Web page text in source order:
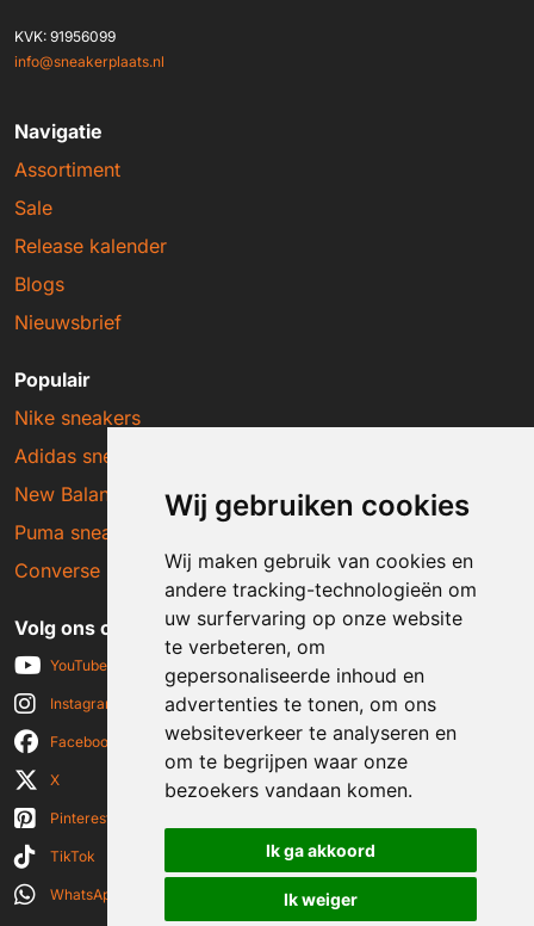
Wij gebruiken cookies
Wij maken gebruik van cookies en
andere tracking-technologieën om
uw surfervaring op onze website
te verbeteren, om
gepersonaliseerde inhoud en
advertenties te tonen, om ons
websiteverkeer te analyseren en
om te begrijpen waar onze
bezoekers vandaan komen.
Ik ga akkoord
Ik weiger
KVK: 91956099
info@sneakerplaats.nl
Navigatie
Assortiment
Sale
Release kalender
Blogs
Nieuwsbrief
Populair
Nike sneakers
Adidas sneakers
New Balance sneakers
Puma sneakers
Converse sneakers
Volg ons op social media
YouTube
Instagram
Facebook
X
Pinterest
TikTok
WhatsApp